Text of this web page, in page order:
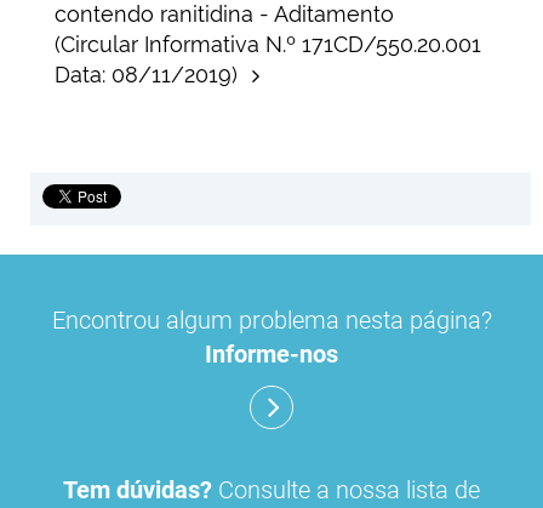
contendo ranitidina - Aditamento
(Circular Informativa N.º 171CD/550.20.001
Data: 08/11/2019)
Encontrou algum problema nesta página?
Informe-nos
Tem dúvidas? Consulte a nossa lista de